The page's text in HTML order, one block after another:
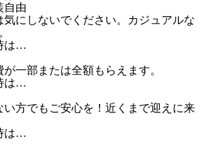
自由
気にしないでください。カジュアルな
は…
一部または全額もらえます。
は…
い方でもご安心を！近くまで迎えに来
は…